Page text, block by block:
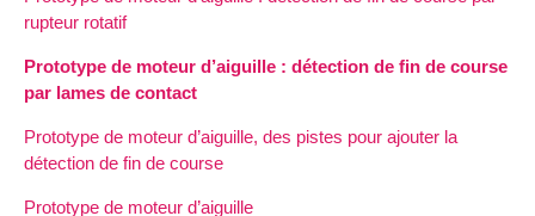
rupteur rotatif
Prototype de moteur d’aiguille : détection de fin de course
par lames de contact
Prototype de moteur d’aiguille, des pistes pour ajouter la
détection de fin de course
Prototype de moteur d’aiguille